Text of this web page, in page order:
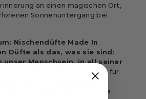
an einen magischen Ort,
Sonnenuntergang bei
Nischendüfte Made In
Düfte als das, was sie sind:
unser Menschsein, in all seiner
und Komplexität.
Düfte für
Duft als Inspiration zu
Kampagne, das ist unsere